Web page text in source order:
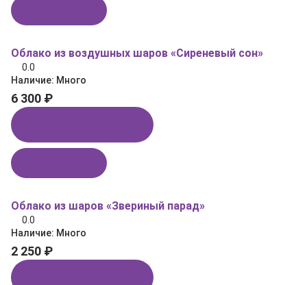
Облако из воздушных шаров «Сиреневый сон»
0.0
Наличие: Много
6 300 ₽
Облако из шаров «Звериный парад»
0.0
Наличие: Много
2 250 ₽